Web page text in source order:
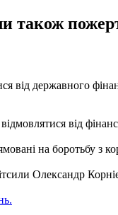
також
від державного
від
на боротьбу з
Олександр